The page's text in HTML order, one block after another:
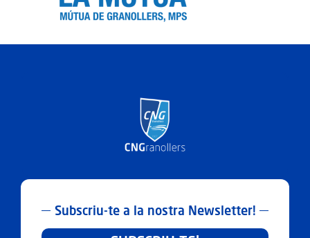
Subscriu-te a la nostra Newsletter!